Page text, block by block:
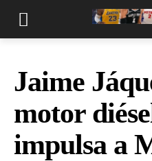
Jaime
motor
impulsa a